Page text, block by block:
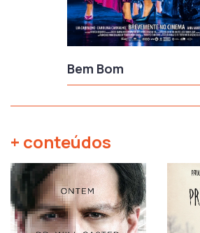
Bem Bom
+ conteúdos